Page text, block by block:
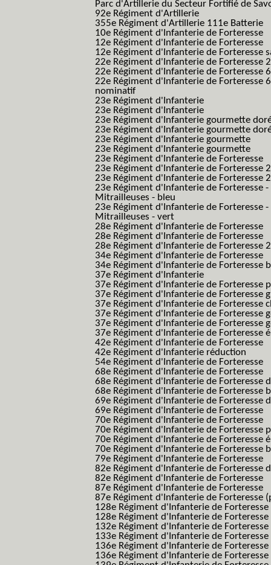
Parc d'Artillerie du Secteur Fortifié de
92e Régiment d'Artillerie
355e Régiment d'Artillerie 111e Batterie
10e Régiment d'Infanterie de Forteresse
12e Régiment d'Infanterie de Forteresse
12e Régiment d'Infanterie de Forteresse
22e Régiment d'Infanterie de Forteresse
22e Régiment d'Infanterie de Forteresse
22e Régiment d'Infanterie de Forteresse
nominatif
23e Régiment d'Infanterie
23e Régiment d'Infanterie
23e Régiment d'Infanterie gourmette
23e Régiment d'Infanterie gourmette
23e Régiment d'Infanterie gourmette
23e Régiment d'Infanterie gourmette
23e Régiment d'Infanterie de Forteresse
23e Régiment d'Infanterie de Forteresse
23e Régiment d'Infanterie de Forteresse
23e Régiment d'Infanterie de Forteresse
Mitrailleuses - bleu
23e Régiment d'Infanterie de Forteresse
Mitrailleuses - vert
28e Régiment d'Infanterie de Forteresse
28e Régiment d'Infanterie de Forteresse
28e Régiment d'Infanterie de Forteresse
34e Régiment d'Infanterie de Forteresse
34e Régiment d'Infanterie de Forteresse
37e Régiment d'Infanterie
37e Régiment d'Infanterie de Forteresse
37e Régiment d'Infanterie de Forteresse
37e Régiment d'Infanterie de Forteresse
37e Régiment d'Infanterie de Forteresse
37e Régiment d'Infanterie de Forteresse
37e Régiment d'Infanterie de Forteresse
42e Régiment d'Infanterie de Forteresse
42e Régiment d'Infanterie réduction
54e Régiment d'Infanterie de Forteresse
68e Régiment d'Infanterie de Forteresse
68e Régiment d'Infanterie de Forteresse
68e Régiment d'Infanterie de Forteresse
69e Régiment d'Infanterie de Forteresse
69e Régiment d'Infanterie de Forteresse
70e Régiment d'Infanterie de Forteresse
70e Régiment d'Infanterie de Forteresse
70e Régiment d'Infanterie de Forteresse
70e Régiment d'Infanterie de Forteresse
79e Régiment d'Infanterie de Forteresse
82e Régiment d'Infanterie de Forteresse
82e Régiment d'Infanterie de Forteresse
87e Régiment d'Infanterie de Forteresse
87e Régiment d'Infanterie de Forteresse
128e Régiment d'Infanterie de Forteresse
128e Régiment d'Infanterie de
132e Régiment d'Infanterie de Forteresse
133e Régiment d'Infanterie de Forteresse
136e Régiment d'Infanterie de Forteresse
136e Régiment d'Infanterie de